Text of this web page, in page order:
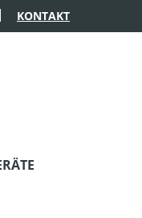
KONTAKT